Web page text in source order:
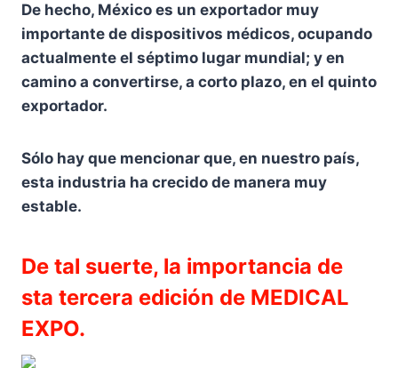
De hecho, México es un exportador muy
importante de dispositivos médicos, ocupando
actualmente el séptimo lugar mundial; y en
camino a convertirse, a corto plazo, en el quinto
exportador.
Sólo hay que mencionar que, en nuestro país,
esta industria ha crecido de manera muy
estable.
De tal suerte, la importancia de
sta tercera edición de MEDICAL
EXPO.